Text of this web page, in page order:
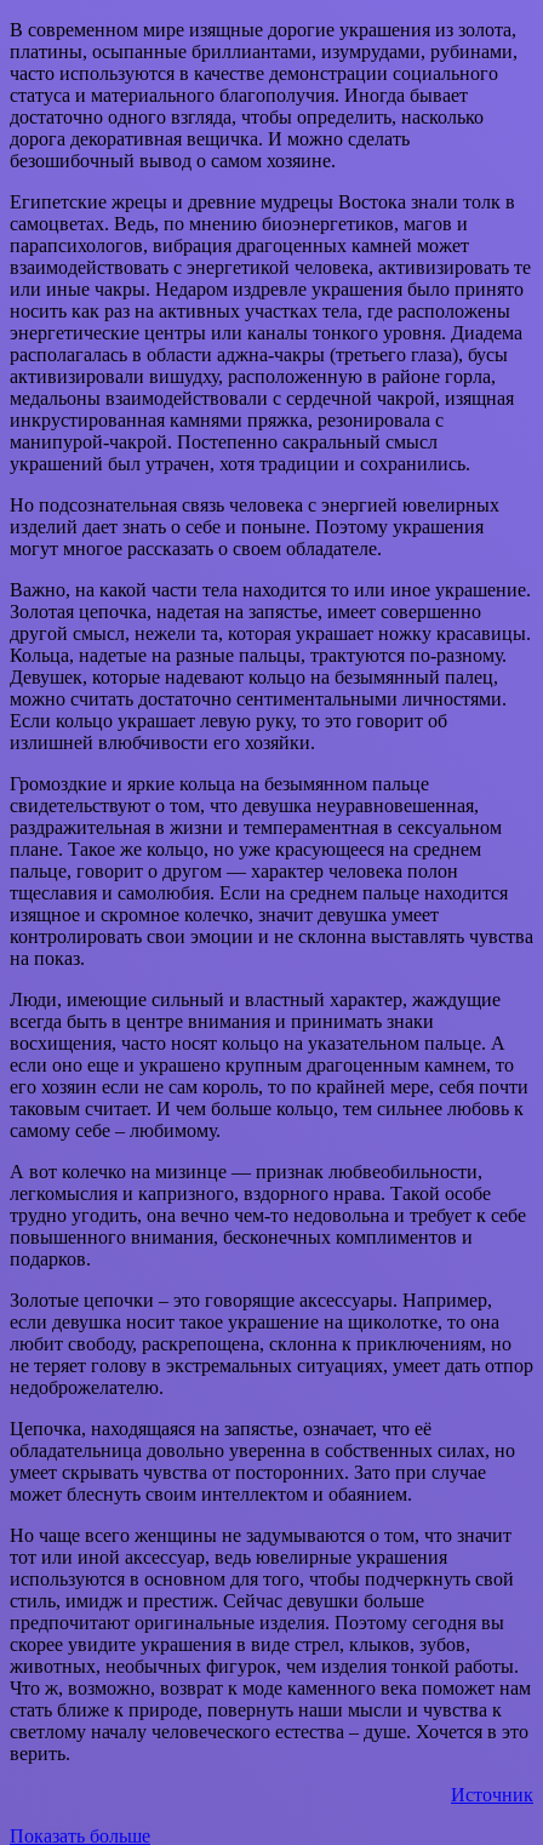
В современном мире изящные дорогие украшения из золота,
платины, осыпанные бриллиантами, изумрудами, рубинами,
часто используются в качестве демонстрации социального
статуса и материального благополучия. Иногда бывает
достаточно одного взгляда, чтобы определить, насколько
дорога декоративная вещичка. И можно сделать
безошибочный вывод о самом хозяине.
Египетские жрецы и древние мудрецы Востока знали толк в
самоцветах. Ведь, по мнению биоэнергетиков, магов и
парапсихологов, вибрация драгоценных камней может
взаимодействовать с энергетикой человека, активизировать те
или иные чакры. Недаром издревле украшения было принято
носить как раз на активных участках тела, где расположены
энергетические центры или каналы тонкого уровня. Диадема
располагалась в области аджна-чакры (третьего глаза), бусы
активизировали вишудху, расположенную в районе горла,
медальоны взаимодействовали с сердечной чакрой, изящная
инкрустированная камнями пряжка, резонировала с
манипурой-чакрой. Постепенно сакральный смысл
украшений был утрачен, хотя традиции и сохранились.
Но подсознательная связь человека с энергией ювелирных
изделий дает знать о себе и поныне. Поэтому украшения
могут многое рассказать о своем обладателе.
Важно, на какой части тела находится то или иное украшение.
Золотая цепочка, надетая на запястье, имеет совершенно
другой смысл, нежели та, которая украшает ножку красавицы.
Кольца, надетые на разные пальцы, трактуются по-разному.
Девушек, которые надевают кольцо на безымянный палец,
можно считать достаточно сентиментальными личностями.
Если кольцо украшает левую руку, то это говорит об
излишней влюбчивости его хозяйки.
Громоздкие и яркие кольца на безымянном пальце
свидетельствуют о том, что девушка неуравновешенная,
раздражительная в жизни и темпераментная в сексуальном
плане. Такое же кольцо, но уже красующееся на среднем
пальце, говорит о другом — характер человека полон
тщеславия и самолюбия. Если на среднем пальце находится
изящное и скромное колечко, значит девушка умеет
контролировать свои эмоции и не склонна выставлять чувства
на показ.
Люди, имеющие сильный и властный характер, жаждущие
всегда быть в центре внимания и принимать знаки
восхищения, часто носят кольцо на указательном пальце. А
если оно еще и украшено крупным драгоценным камнем, то
его хозяин если не сам король, то по крайней мере, себя почти
таковым считает. И чем больше кольцо, тем сильнее любовь к
самому себе – любимому.
А вот колечко на мизинце — признак любвеобильности,
легкомыслия и капризного, вздорного нрава. Такой особе
трудно угодить, она вечно чем-то недовольна и требует к себе
повышенного внимания, бесконечных комплиментов и
подарков.
Золотые цепочки – это говорящие аксессуары. Например,
если девушка носит такое украшение на щиколотке, то она
любит свободу, раскрепощена, склонна к приключениям, но
не теряет голову в экстремальных ситуациях, умеет дать отпор
недоброжелателю.
Цепочка, находящаяся на запястье, означает, что её
обладательница довольно уверенна в собственных силах, но
умеет скрывать чувства от посторонних. Зато при случае
может блеснуть своим интеллектом и обаянием.
Но чаще всего женщины не задумываются о том, что значит
тот или иной аксессуар, ведь ювелирные украшения
используются в основном для того, чтобы подчеркнуть свой
стиль, имидж и престиж. Сейчас девушки больше
предпочитают оригинальные изделия. Поэтому сегодня вы
скорее увидите украшения в виде стрел, клыков, зубов,
животных, необычных фигурок, чем изделия тонкой работы.
Что ж, возможно, возврат к моде каменного века поможет нам
стать ближе к природе, повернуть наши мысли и чувства к
светлому началу человеческого естества – душе. Хочется в это
верить.
Источник
Показать больше